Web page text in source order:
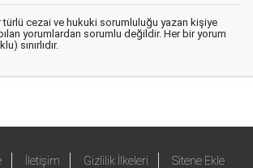
türlü cezai ve hukuki sorumluluğu yazan kişiye
yorumlardan sorumlu değildir. Her bir yorum
sınırlıdır.
İletişim Gizlilik İlkeleri Sitene Ekle